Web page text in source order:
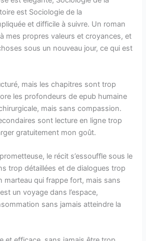
est Sociologie de la
et difficile à suivre. Un roman
mes propres valeurs et croyances, et
sous un nouveau jour, ce qui est
mais les chapitres sont trop
les profondeurs de epub humaine
mais sans compassion.
sont lecture en ligne trop
gratuitement mon goût.
le récit s’essouffle sous le
trop détaillées et de dialogues trop
marteau qui frappe fort, mais sans
un voyage dans l’espace,
sans jamais atteindre la